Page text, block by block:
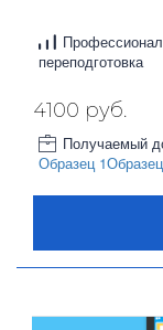
переподготовка
4100 руб.
Получаемый
Образец 1